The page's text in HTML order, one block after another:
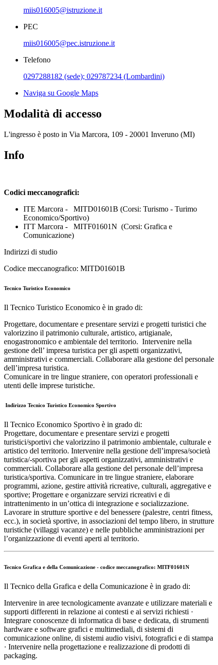
miis016005@istruzione.it
PEC
miis016005@pec.istruzione.it
Telefono
0297288182 (sede); 029787234 (Lombardini)
Naviga su Google Maps
Modalità di accesso
L'ingresso è posto in Via Marcora, 109 - 20001 Inveruno (MI)
Info
Codici meccanografici:
ITE Marcora - MITD01601B (Corsi: Turismo - Turimo
Economico/Sportivo)
ITT Marcora - MITF01601N (Corsi: Grafica e
Comunicazione)
Indirizzi di studio
Codice meccanografico: MITD01601B
Tecnico Turistico Economico
Il Tecnico Turistico Economico è in grado di:
Progettare, documentare e presentare servizi e progetti turistici che
valorizzino il patrimonio culturale, artistico, artigianale,
enogastronomico e ambientale del territorio. Intervenire nella
gestione dell’ impresa turistica per gli aspetti organizzativi,
amministrativi e commerciali. Collaborare alla gestione del personale
dell’impresa turistica.
Comunicare in tre lingue straniere, con operatori professionali e
utenti delle imprese turistiche.
Indirizzo Tecnico Turistico Economico Sportivo
Il Tecnico Economico Sportivo è in grado di:
Progettare, documentare e presentare servizi e progetti
turistici/sportivi che valorizzino il patrimonio ambientale, culturale e
artistico del territorio. Intervenire nella gestione dell’impresa/società
turistica/-sportiva per gli aspetti organizzativi, amministrativi e
commerciali. Collaborare alla gestione del personale dell’impresa
turistica/sportiva. Comunicare in tre lingue straniere, elaborare
programmi, azione, gestire attività ricreative, culturali, aggregative e
sportive; Progettare e organizzare servizi ricreativi e di
intrattenimento in un’ottica di integrazione e socializzazione.
Lavorare in strutture sportive e del benessere (palestre, centri fitness,
ecc.), in società sportive, in associazioni del tempo libero, in strutture
turistiche (villaggi vacanze) e nelle pubbliche amministrazioni per
l’organizzazione di eventi aperti al territorio.
Tecnico Grafica e della Comunicazione - codice meccanografico: MITF01601N
Il Tecnico della Grafica e della Comunicazione è in grado di:
Intervenire in aree tecnologicamente avanzate e utilizzare materiali e
supporti differenti in relazione ai contesti e ai servizi richiesti ·
Integrare conoscenze di informatica di base e dedicata, di strumenti
hardware e software grafici e multimediali, di sistemi di
comunicazione online, di sistemi audio visivi, fotografici e di stampa
· Intervenire nella progettazione e realizzazione di prodotti di
packaging.